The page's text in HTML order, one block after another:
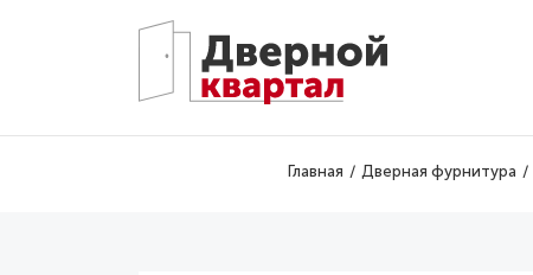
Главная Дверная фурнитура